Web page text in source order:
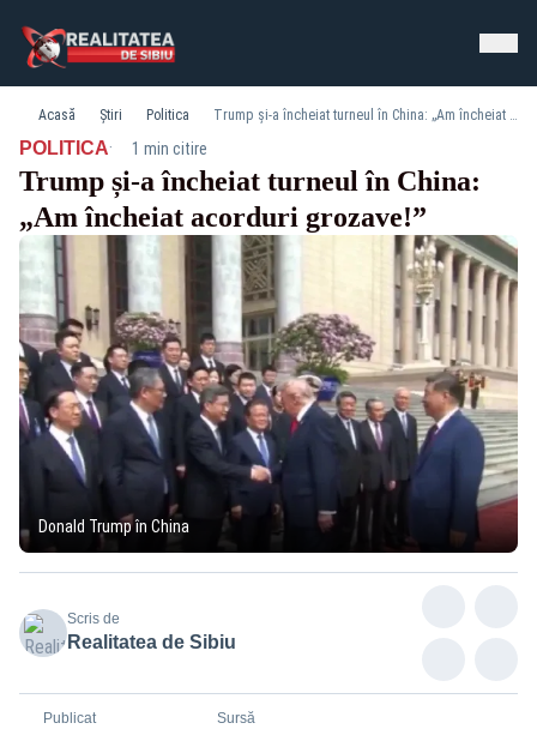
Acasă Știri Politica Trump și-a încheiat turneul în China: „Am încheiat acorduri grozave!”
POLITICA· 1 min citire
Trump și-a încheiat turneul în China:
„Am încheiat acorduri grozave!”
Donald Trump în China
Scris de
Realitatea de Sibiu
Publicat Sursă